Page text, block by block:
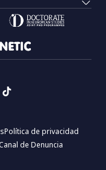
Política de privacidad
de Denuncia